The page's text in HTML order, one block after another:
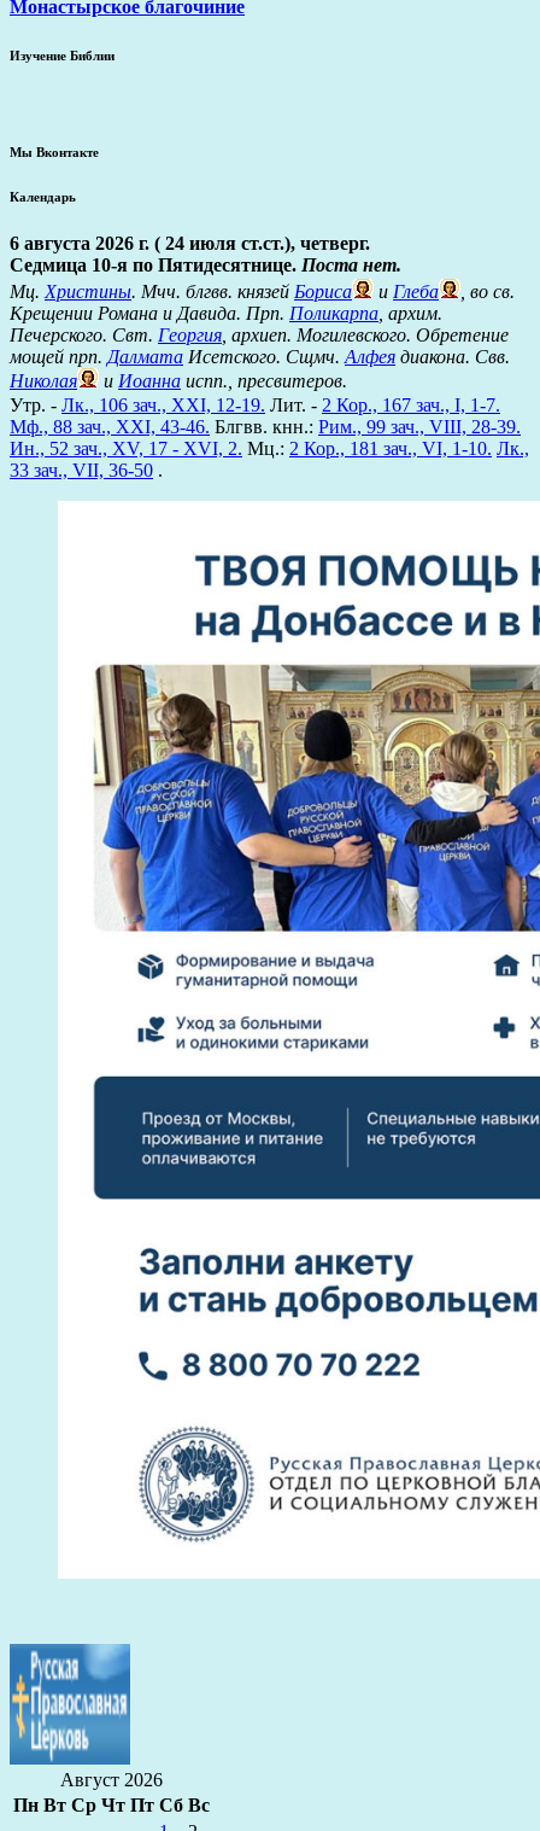
Монастырское благочиние
Изучение Библии
Мы Вконтакте
Календарь
6 августа 2026 г. ( 24 июля ст.ст.), четверг.
Седмица 10-я по Пятидесятнице. Поста нет.
Мц.Христины. Мчч. блгвв. князей Бориса и Глеба
, во св.
Крещении Романа и Давида. Прп. Поликарпа, архим.
Печерского. Свт. Георгия, архиеп. Могилевского. Обретение
мощей прп.Далмата Исетского. Сщмч.Алфея диакона. Свв.
Николая
и Иоанна испп., пресвитеров.
Утр. - Лк., 106 зач., XXI, 12-19. Лит. - 2 Кор., 167 зач., I, 1-7.
Мф., 88 зач., XXI, 43-46. Блгвв. кнн.: Рим., 99 зач., VIII, 28-39.
Ин., 52 зач., XV, 17 - XVI, 2. Мц.: 2 Кор., 181 зач., VI, 1-10. Лк.,
33 зач., VII, 36-50 .
Август 2026
Пн Вт Ср Чт Пт Сб Вс